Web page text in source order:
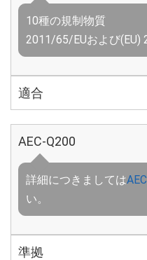
10種の規制物質
2011/65/EUおよび(EU)
適合
AEC-Q200
詳細につきましては
い。
準拠